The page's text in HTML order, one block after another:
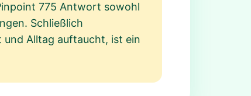
775 Antwort sowohl
Schließlich
und Alltag auftaucht, ist ein